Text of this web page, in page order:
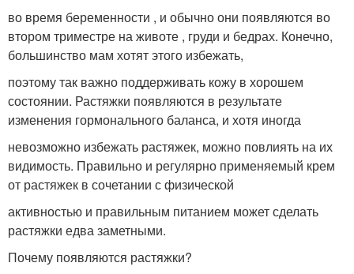
во время беременности , и обычно они появляются во
втором триместре на животе , груди и бедрах. Конечно,
большинство мам хотят этого избежать,
поэтому так важно поддерживать кожу в хорошем
состоянии. Растяжки появляются в результате
изменения гормонального баланса, и хотя иногда
невозможно избежать растяжек, можно повлиять на их
видимость. Правильно и регулярно применяемый крем
от растяжек в сочетании с физической
активностью и правильным питанием может сделать
растяжки едва заметными.
Почему появляются растяжки?